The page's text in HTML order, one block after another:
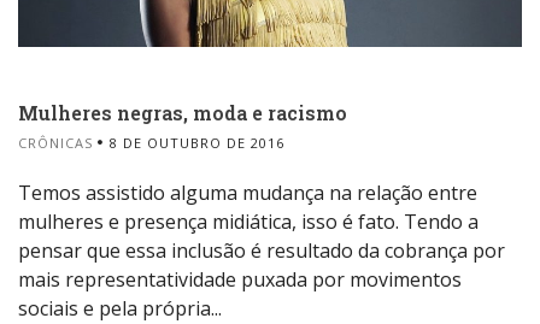
Mulheres negras, moda e racismo
CRÔNICAS 8 DE OUTUBRO DE 2016
Temos assistido alguma mudança na relação entre
mulheres e presença midiática, isso é fato. Tendo a
pensar que essa inclusão é resultado da cobrança por
mais representatividade puxada por movimentos
sociais e pela própria...